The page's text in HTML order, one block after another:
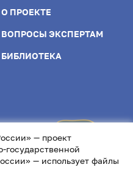
О ПРОЕКТЕ
ВОПРОСЫ ЭКСПЕРТАМ
БИБЛИОТЕКА
— проект
— использует файлы